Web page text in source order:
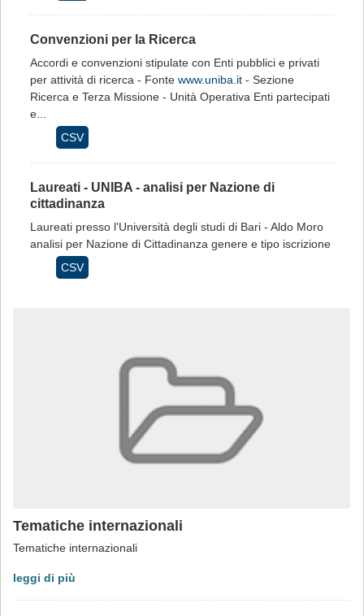
Tematiche internazionali
Tematiche internazionali
leggi di più
Convenzioni per la Ricerca
Accordi e convenzioni stipulate con Enti pubblici e privati
per attività di ricerca - Fonte www.uniba.it - Sezione
Ricerca e Terza Missione - Unità Operativa Enti partecipati
e...
CSV
Laureati - UNIBA - analisi per Nazione di
cittadinanza
Laureati presso l'Università degli studi di Bari - Aldo Moro
analisi per Nazione di Cittadinanza genere e tipo iscrizione
CSV